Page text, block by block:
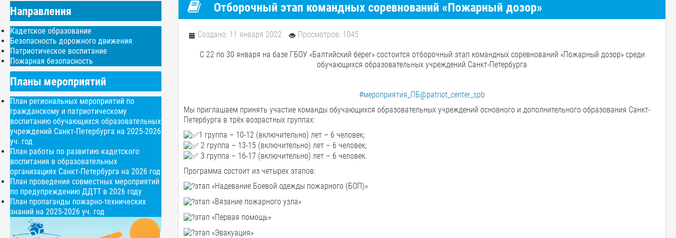
Направления
Кадетское образование
Безопасность дорожного движения
Патриотическое воспитание
Пожарная безопасность
Планы мероприятий
План региональных мероприятий по
гражданскому и патриотическому
воспитанию обучающихся образовательных
учреждений Санкт-Петербурга на 2025-2026
уч. год
План работы по развитию кадетского
воспитания в образовательных
организациях Санкт-Петербурга на 2026 год
План проведения совместных мероприятий
по предупреждению ДДТТ в 2026 году
План пропаганды пожарно-технических
знаний на 2025-2026 уч. год
Отборочный этап командных соревнований «Пожарный дозор»
Создано: 11 января 2022 Просмотров: 1045
С 22 по 30 января на базе ГБОУ «Балтийский берег» состоится отборочный этап командных соревнований «Пожарный дозор» среди
обучающихся образовательных учреждений Санкт-Петербурга
#мероприятия_ПБ@patriot_center_spb
Мы приглашаем принять участие команды обучающихся образовательных учреждений основного и дополнительного образования Санкт-
Петербурга в трёх возрастных группах:
1 группа – 10-12 (включительно) лет – 6 человек;
2 группа – 13-15 (включительно) лет – 6 человек;
3 группа – 16-17 (включительно) лет – 6 человек.
Программа состоит из четырех этапов:
этап «Надевание Боевой одежды пожарного (БОП)»
этап «Вязание пожарного узла»
этап «Первая помощь»
этап «Эвакуация»